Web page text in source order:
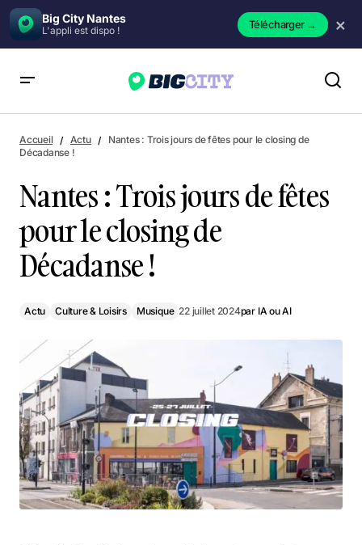
Big City Nantes
L'appli est dispo ! Télécharger→ ×
Accueil Actu
Nantes : Trois jours de fêtes pour le closing de
Décadanse !
Nantes : Trois jours de fêtes
pour le closing de
Décadanse !
Actu Culture & Loisirs Musique 22 juillet 2024par IA ou AI